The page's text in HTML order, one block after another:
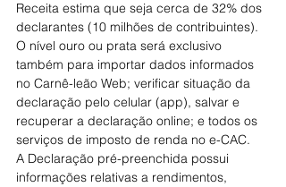
Receita estima que seja cerca de 32% dos
declarantes (10 milhões de contribuintes).
O nível ouro ou prata será exclusivo
também para importar dados informados
no Carnê-leão Web; verificar situação da
declaração pelo celular (app), salvar e
recuperar a declaração online; e todos os
serviços de imposto de renda no e-CAC.
A Declaração pré-preenchida possui
informações relativas a rendimentos,